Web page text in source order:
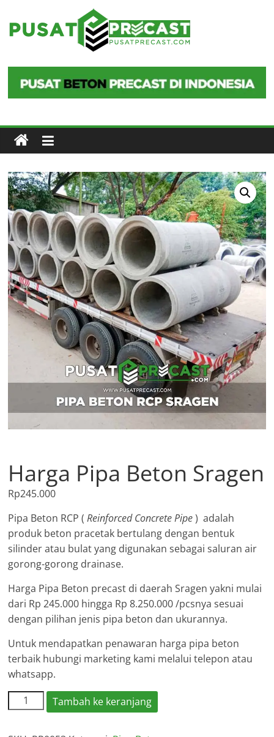
content
Pusat
Precast
Precast
di
Harga Pipa Beton Sragen
Rp245.000
Pipa Beton RCP (Reinforced Concrete Pipe) adalah
produk beton pracetak bertulang dengan bentuk
silinder atau bulat yang digunakan sebagai saluran air
gorong-gorong drainase.
Harga Pipa Beton precast di daerah Sragen yakni mulai
dari Rp 245.000 hingga Rp 8.250.000 /pcsnya sesuai
dengan pilihan jenis pipa beton dan ukurannya.
Untuk mendapatkan penawaran harga pipa beton
terbaik hubungi marketing kami melalui telepon atau
whatsapp.
Kuantitas
Harga
Tambah ke keranjang